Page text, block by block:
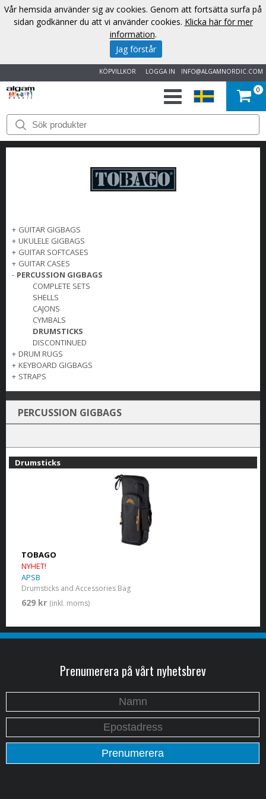
INFO@ALGAMNORDIC.COM
LOGGA IN
KÖPVILLKOR
START
VARUMÄRKEN
OSS
KONTAKT
0
+ GUITAR GIGBAGS
+ UKULELE GIGBAGS
+ GUITAR SOFTCASES
+ GUITAR CASES
- PERCUSSION GIGBAGS
COMPLETE SETS
SHELLS
CAJONS
CYMBALS
DRUMSTICKS
DISCONTINUED
+ DRUM RUGS
+ KEYBOARD GIGBAGS
+ STRAPS
PERCUSSION GIGBAGS
Drumsticks
TOBAGO
NYHET!
APSB
Drumsticks and Accessories Bag
629 kr (inkl. moms)
Prenumerera på vårt nyhetsbrev
Vår hemsida använder sig av cookies. Genom att fortsätta surfa på
sidan godkänner du att vi använder cookies. Klicka här för mer
information.
Jag förstår